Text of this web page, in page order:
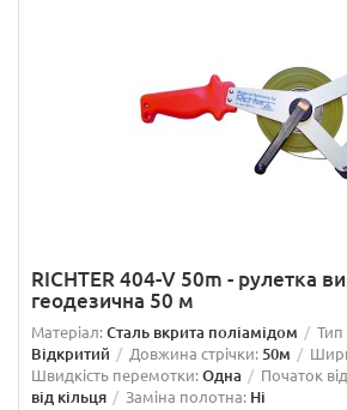
RICHTER 404-V 50m - рулетка
геодезична 50 м
Матеріал:Сталь вкрита поліамідом Тип
Відкритий Довжина стрічки: 50м
Швидкість перемотки:Одна Початок
від кільця
Заміна полотна: Ні